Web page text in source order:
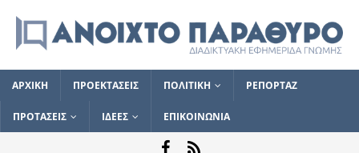
ΑΡΧΙΚΗ ΠΡΟΕΚΤΑΣΕΙΣ ΠΟΛΙΤΙΚΗ ΡΕΠΟΡΤΑΖ
ΠΡΟΤΑΣΕΙΣ ΙΔΕΕΣ ΕΠΙΚΟΙΝΩΝΙΑ